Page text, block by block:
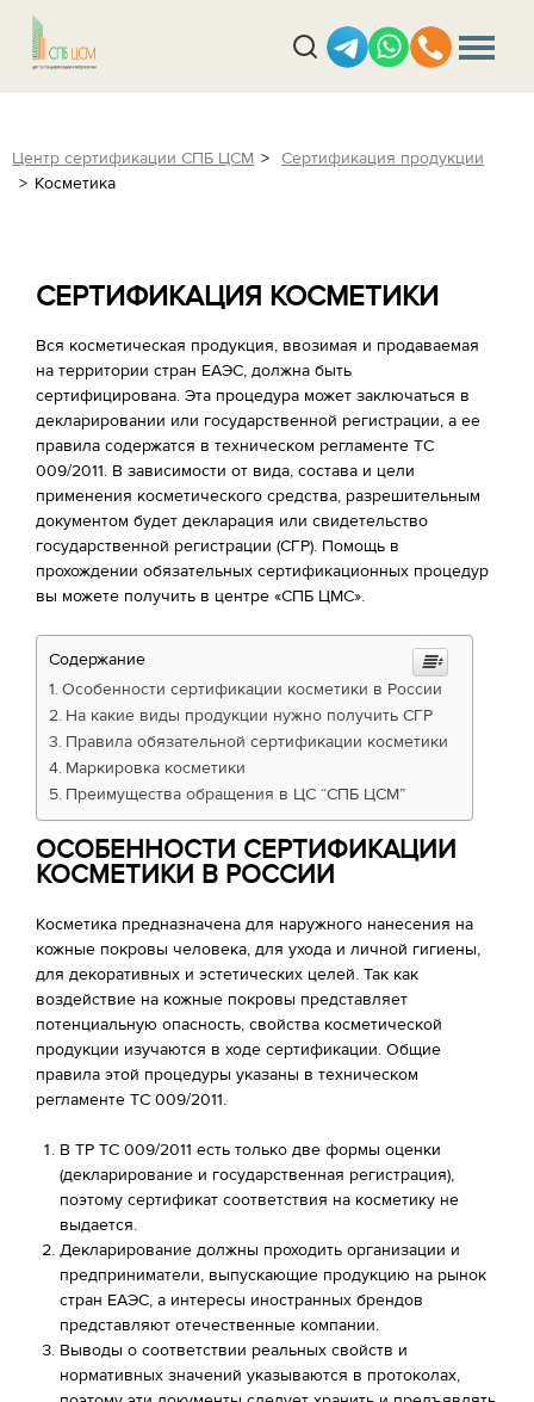
Центр сертификации СПБ ЦСМ
Сертификация продукции
Косметика
СЕРТИФИКАЦИЯ КОСМЕТИКИ
Вся косметическая продукция, ввозимая и продаваемая
на территории стран ЕАЭС, должна быть
сертифицирована. Эта процедура может заключаться в
декларировании или государственной регистрации, а ее
правила содержатся в техническом регламенте ТС
009/2011. В зависимости от вида, состава и цели
применения косметического средства, разрешительным
документом будет декларация или свидетельство
государственной регистрации (СГР). Помощь в
прохождении обязательных сертификационных процедур
вы можете получить в центре «СПБ ЦМС».
Содержание
Особенности сертификации косметики в России
На какие виды продукции нужно получить СГР
Правила обязательной сертификации косметики
Маркировка косметики
Преимущества обращения в ЦС “СПБ ЦСМ”
ОСОБЕННОСТИ СЕРТИФИКАЦИИ
КОСМЕТИКИ В РОССИИ
Косметика предназначена для наружного нанесения на
кожные покровы человека, для ухода и личной гигиены,
для декоративных и эстетических целей. Так как
воздействие на кожные покровы представляет
потенциальную опасность, свойства косметической
продукции изучаются в ходе сертификации. Общие
правила этой процедуры указаны в техническом
регламенте ТС 009/2011.
В ТР ТС 009/2011 есть только две формы оценки
(декларирование и государственная регистрация),
поэтому сертификат соответствия на косметику не
выдается.
Декларирование должны проходить организации и
предприниматели, выпускающие продукцию на рынок
стран ЕАЭС, а интересы иностранных брендов
представляют отечественные компании.
Выводы о соответствии реальных свойств и
нормативных значений указываются в протоколах,